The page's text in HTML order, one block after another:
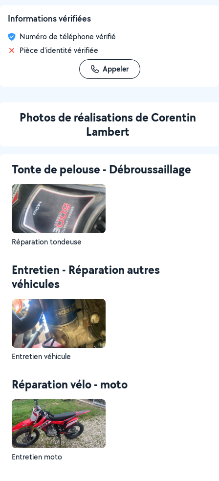
Informations vérifiées
Numéro de téléphone vérifié
Pièce d'identité vérifiée
Appeler
Photos de réalisations de Corentin
Lambert
Tonte de pelouse - Débroussaillage
Réparation tondeuse
Entretien - Réparation autres
véhicules
Entretien véhicule
Réparation vélo - moto
Entretien moto